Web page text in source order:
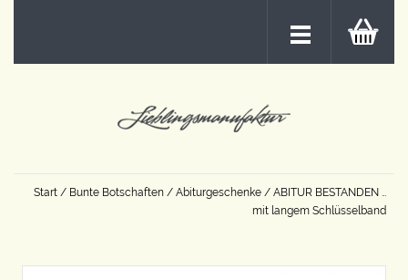
Start / Bunte Botschaften / Abiturgeschenke / ABITUR BESTANDEN …
mit langem Schlüsselband